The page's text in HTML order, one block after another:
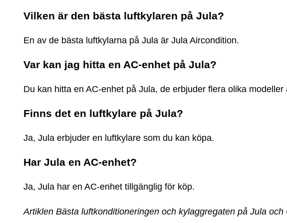
Vilken är den bästa luftkylaren på Jula?
En av de bästa luftkylarna på Jula är Jula Aircondition.
Var kan jag hitta en AC-enhet på Jula?
Du kan hitta en AC-enhet på Jula, de erbjuder flera olika modeller
Finns det en luftkylare på Jula?
Ja, Jula erbjuder en luftkylare som du kan köpa.
Har Jula en AC-enhet?
Ja, Jula har en AC-enhet tillgänglig för köp.
Artiklen Bästa luftkonditioneringen och kylaggregaten på Jula